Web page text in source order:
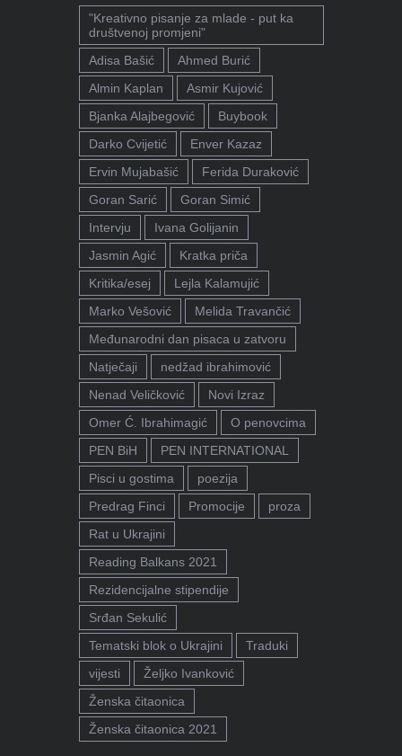
"Kreativno pisanje za mlade - put ka
društvenoj promjeni"
Adisa Bašić
Ahmed Burić
Almin Kaplan
Asmir Kujović
Bjanka Alajbegović
Buybook
Darko Cvijetić
Enver Kazaz
Ervin Mujabašić
Ferida Duraković
Goran Sarić
Goran Simić
Intervju
Ivana Golijanin
Jasmin Agić
Kratka priča
Kritika/esej
Lejla Kalamujić
Marko Vešović
Melida Travančić
Međunarodni dan pisaca u zatvoru
Natječaji
nedžad ibrahimović
Nenad Veličković
Novi Izraz
Omer Ć. Ibrahimagić
O penovcima
PEN BiH
PEN INTERNATIONAL
Pisci u gostima
poezija
Predrag Finci
Promocije
proza
Rat u Ukrajini
Reading Balkans 2021
Rezidencijalne stipendije
Srđan Sekulić
Tematski blok o Ukrajini
Traduki
vijesti
Željko Ivanković
Ženska čitaonica
Ženska čitaonica 2021